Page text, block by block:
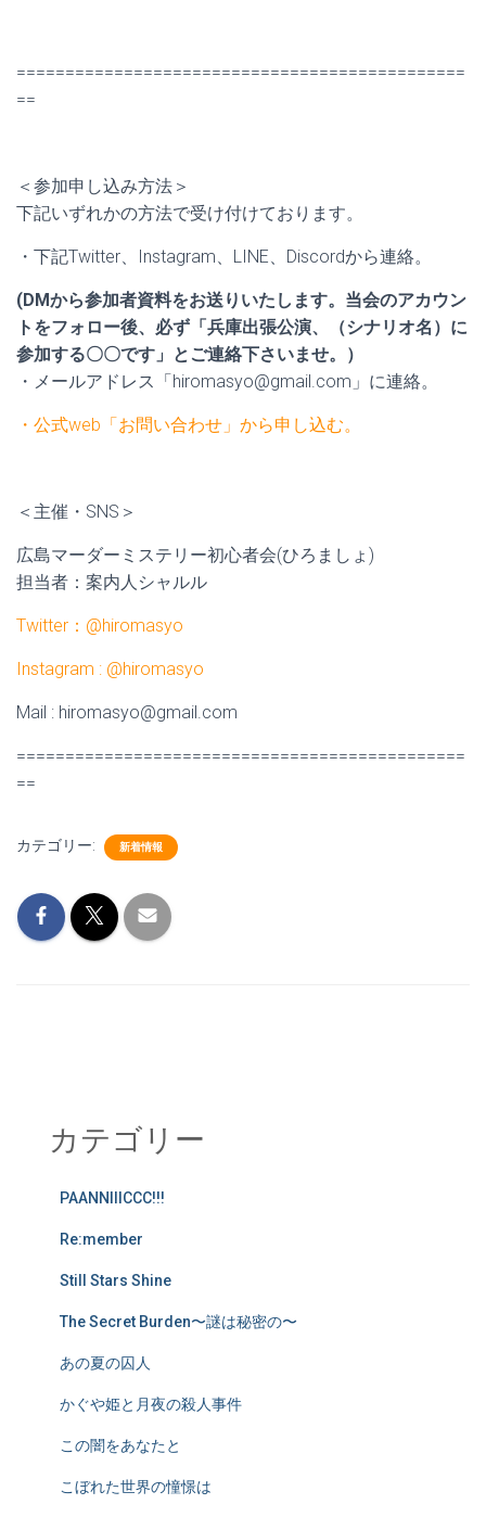
==============================================
==
＜参加申し込み方法＞
下記いずれかの方法で受け付けております。
・下記Twitter、Instagram、LINE、Discordから連絡。
(DMから参加者資料をお送りいたします。当会のアカウン
トをフォロー後、必ず「兵庫出張公演、（シナリオ名）に
参加する〇〇です」とご連絡下さいませ。
）
・メールアドレス「hiromasyo@gmail.com 」に連絡。
・公式web「お問い合わせ」から申し込む。
＜主催・SNS＞
広島マーダーミステリー初心者会(ひろましょ)
担当者：案内人シャルル
Twitter：@hiromasyo
Instagram : @hiromasyo
Mail : hiromasyo@gmail.com
==============================================
==
カテゴリー: 新着情報
カテゴリー
PAANNIIICCC!!!
Re:member
Still Stars Shine
The Secret Burden〜謎は秘密の〜
あの夏の囚人
かぐや姫と月夜の殺人事件
この闇をあなたと
こぼれた世界の憧憬は